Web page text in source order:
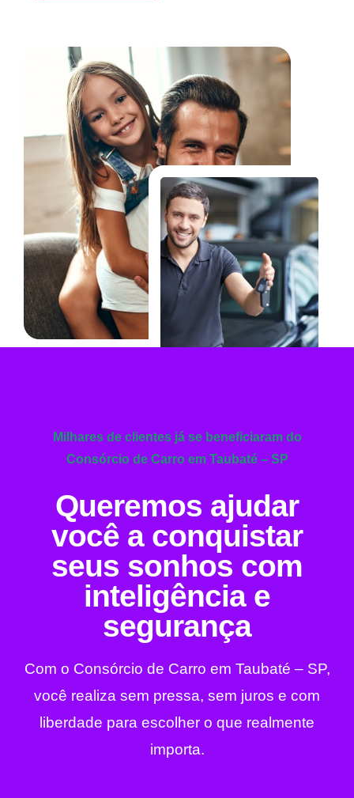
Milhares de clientes já se beneficiaram do
Consórcio de Carro em Taubaté – SP
Queremos ajudar
você a conquistar
seus sonhos com
inteligência e
segurança
Com o Consórcio de Carro em Taubaté – SP,
você realiza sem pressa, sem juros e com
liberdade para escolher o que realmente
importa.